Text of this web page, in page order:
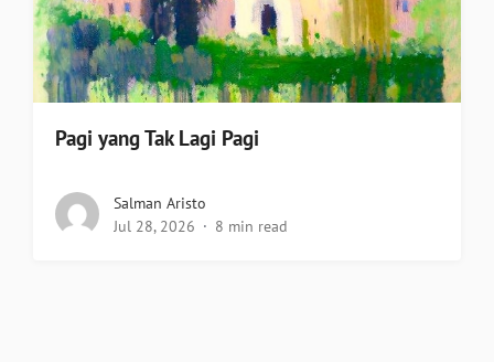
Pagi yang Tak Lagi Pagi
Salman Aristo
Jul 28, 2026
8 min read